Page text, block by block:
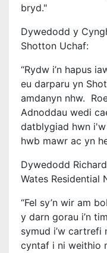
bryd."
Dywedodd y
Shotton Uchaf:
“Rydw i’n hapus
eu darparu yn
amdanyn nhw.
Adnoddau wedi
datblygiad hwn
hwb mawr ac yn
Dywedodd
Wates Residential
“Fel sy’n wir am
y darn gorau i’n
symud i’w cartrefi
cyntaf i ni weithio